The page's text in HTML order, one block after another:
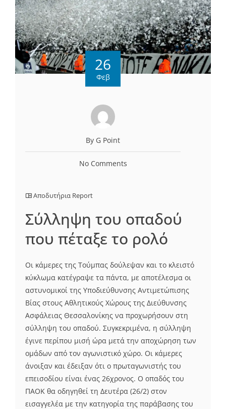
26
Φεβ
By G Point
No Comments
Αποδυτήρια Report
Σύλληψη του οπαδού
που πέταξε το ρολό
Οι κάμερες της Τούμπας δούλεψαν και το κλειστό
κύκλωμα κατέγραψε τα πάντα, με αποτέλεσμα οι
αστυνομικοί της Υποδιεύθυνσης Αντιμετώπισης
Βίας στους Αθλητικούς Χώρους της Διεύθυνσης
Ασφάλειας Θεσσαλονίκης να προχωρήσουν στη
σύλληψη του οπαδού. Συγκεκριμένα, η σύλληψη
έγινε περίπου μισή ώρα μετά την αποχώρηση των
ομάδων από τον αγωνιστικό χώρο. Οι κάμερες
άνοιξαν και έδειξαν ότι ο πρωταγωνιστής του
επεισοδίου είναι ένας 26χρονος. Ο οπαδός του
ΠΑΟΚ θα οδηγηθεί τη Δευτέρα (26/2) στον
εισαγγελέα με την κατηγορία της παράβασης του